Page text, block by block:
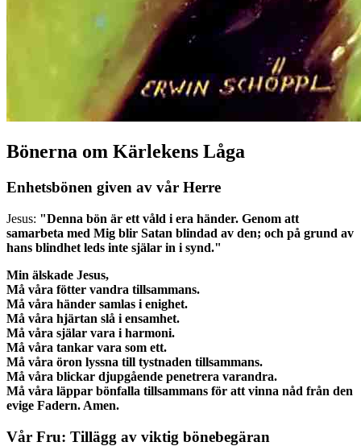
Bönerna om Kärlekens Låga
Enhetsbönen given av vår Herre
Jesus: "Denna bön är ett våld i era händer. Genom att
samarbeta med Mig blir Satan blindad av den; och på grund av
hans blindhet leds inte själar in i synd."
Min älskade Jesus,
Må våra fötter vandra tillsammans.
Må våra händer samlas i enighet.
Må våra hjärtan slå i ensamhet.
Må våra själar vara i harmoni.
Må våra tankar vara som ett.
Må våra öron lyssna till tystnaden tillsammans.
Må våra blickar djupgående penetrera varandra.
Må våra läppar bönfalla tillsammans för att vinna nåd från den
evige Fadern. Amen.
Vår Fru: Tillägg av viktig bönebegäran